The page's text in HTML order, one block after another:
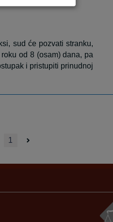
sud će pozvati stranku,
od 8 (osam) dana, pa
i pristupiti prinudnoj
1